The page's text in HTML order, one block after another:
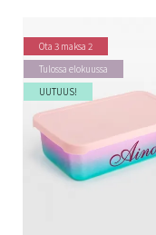
Ota 3 maksa 2
Tulossa elokuussa
UUTUUS!